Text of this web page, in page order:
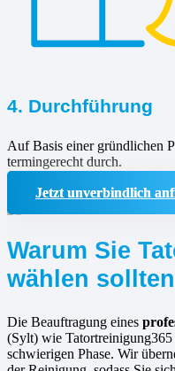
4. Durchführung
Auf Basis einer gründlichen
termingerecht durch.
Jetzt unverbindlich
Warum Sie
wählen sollten
Die Beauftragung eines
(Sylt) wie Tatortreinigung365
schwierigen Phase. Wir